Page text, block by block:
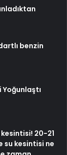
benzin
Yoğunlaştı
kesintisi! 20-21
su kesintisi ne